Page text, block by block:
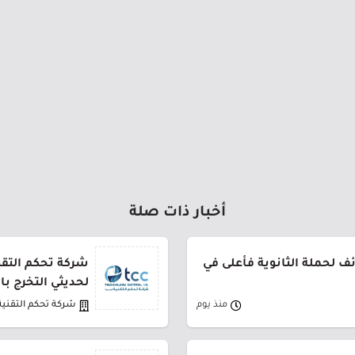
أخبار ذات صلة
لحملة الثانوية فأعلى في
منذ يوم
شركة تحكم
لحديثي التخرج
شركة تحكم